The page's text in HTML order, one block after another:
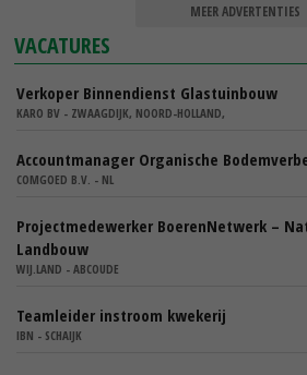
MEER ADVERTENTIES
VACATURES
Verkoper Binnendienst Glastuinbouw
KARO BV - ZWAAGDIJK, NOORD-HOLLAND,
Accountmanager Organische
COMGOED B.V. - NL
Projectmedewerker BoerenNetwerk –
Landbouw
WIJ.LAND - ABCOUDE
Teamleider instroom kwekerij
IBN - SCHAIJK